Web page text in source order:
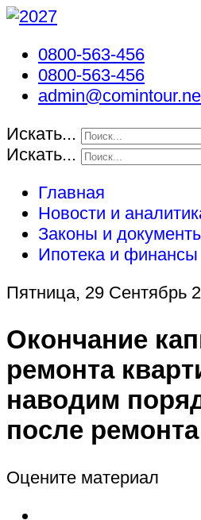
0800-563-456
0800-563-456
Искать...
Искать...
Главная
Новости и
Законы и
Ипотека и финансы
Пятница, 29 Сентябрь
Окончание
ремонта
наводим
после ремонта
Оцените материал